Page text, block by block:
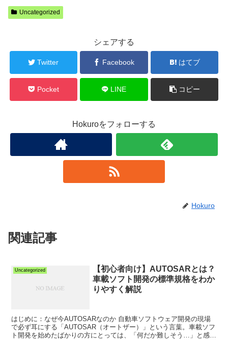
Uncategorized
シェアする
Twitter Facebook はてブ
Pocket LINE コピー
Hokuroをフォローする
Hokuro
関連記事
Uncategorized
【初心者向け】AUTOSARとは？
車載ソフト開発の標準規格をわか
りやすく解説
はじめに：なぜ今AUTOSARなのか 自動車ソフトウェア開発の現場
で必ず耳にする「AUTOSAR（オートザー）」という言葉。車載ソフ
ト開発を始めたばかりの方にとっては、「何だか難しそう…」と感じ